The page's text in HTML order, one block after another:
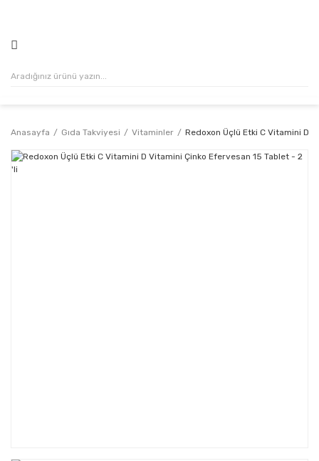
Anasayfa Gıda Takviyesi Vitaminler Redoxon Üçlü Etki C Vitamini D